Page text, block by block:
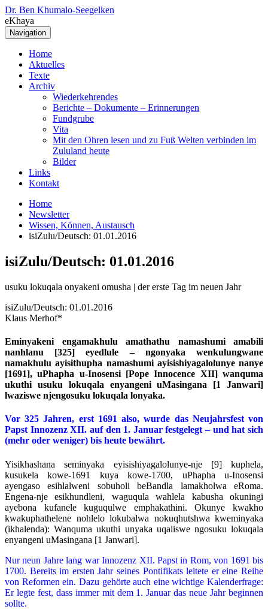
Dr. Ben Khumalo-Seegelken
eKhaya
Navigation
Home
Aktuelles
Texte
Archiv
Wiederkehrendes
Berichte – Dokumente – Erinnerungen
Fundgrube
Vita
Mit den Ohren lesen und zu Fuß Welten verbinden im
Zululand heute
Bilder
Links
Kontakt
Home
Newsletter
Wissen, Können, Austausch
isiZulu/Deutsch: 01.01.2016
isiZulu/Deutsch: 01.01.2016
usuku lokuqala onyakeni omusha | der erste Tag im neuen Jahr
isiZulu/Deutsch: 01.01.2016
Klaus Merhof*
Eminyakeni engamakhulu amathathu namashumi amabili
nanhlanu [325] eyedlule – ngonyaka wenkulungwane
namakhulu ayisithupha namashumi ayisishiyagalolunye nanye
[1691], uPhapha u-Inosensi [Pope Innocence XII] wanquma
ukuthi usuku lokuqala enyangeni uMasingana [1 Janwari]
lwaziswe njengosuku lokuqala lonyaka.
Vor 325 Jahren, erst 1691 also, wurde das Neujahrsfest von
Papst Innozenz XII. auf den 1. Januar festgelegt – und hat sich
(mehr oder weniger) bis heute bewährt.
Yisikhashana seminyaka eyisishiyagalolunye-nje [9] kuphela,
kusukela kowe-1691 kuya kowe-1700, uPhapha u-Inosensi
ayengaso esihlalweni sobuholi beBandla lamakholwa eRoma.
Engena-nje esikhundleni, waguqula wahlela kabusha okuningi
ayebona kufanele kuguqulwe emphakathini. Okunye kwakho
kwakuphathelene nohlelo lokubalwa nokuqhutshwa kweminyaka
(ikhalenda): Wanquma ukuthi unyaka uqaliswe ngosuku lokuqala
enyangeni uMasingana [1 Janwari].
Nur neun Jahre lang war Innozenz XII. Papst in Rom, von 1691 bis
1700. Bereits im ersten Jahr seines Pontifikats leitete er eine Reihe
von Reformen ein. Dazu gehörte auch eine wichtige Kalenderfrage:
Er legte fest, dass immer mit dem 1. Januar das neue Jahr beginnen
sollte.